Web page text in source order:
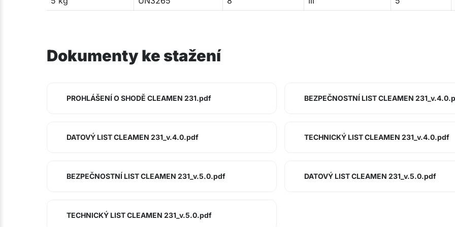
Dokumenty ke stažení
PROHLÁŠENÍ O SHODĚ CLEAMEN 231.pdf BEZPEČNOSTNÍ LIST CLEAMEN
DATOVÝ LIST CLEAMEN 231_v.4.0.pdf TECHNICKÝ LIST CLEAMEN 231_v.4.0.pdf
BEZPEČNOSTNÍ LIST CLEAMEN 231_v.5.0.pdf DATOVÝ LIST CLEAMEN 231_v.5.0.pdf
TECHNICKÝ LIST CLEAMEN 231_v.5.0.pdf